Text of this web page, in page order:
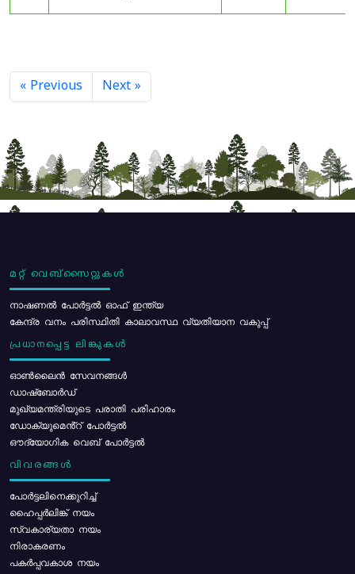
« Previous Next »
മറ്റ് വെബ്സൈറ്റുകൾ
നാഷണൽ പോർട്ടൽ ഓഫ് ഇന്ത്യ
കേന്ദ്ര വനം പരിസ്ഥിതി കാലാവസ്ഥ വ്യതിയാന വകുപ്പ്
പ്രധാനപ്പെട്ട ലിങ്കുകൾ
ഓൺലൈൻ സേവനങ്ങൾ
ഡാഷ്ബോർഡ്
മുഖ്യമന്ത്രിയുടെ പരാതി പരിഹാരം
ഡോക്യുമെൻ്റ് പോർട്ടൽ
ഔദ്യോഗിക വെബ് പോർട്ടൽ
വിവരങ്ങൾ
പോര്‍ട്ടലിനെക്കുറിച്ച്
ഹൈപ്പർലിങ്ക് നയം
സ്വകാര്യതാ നയം
നിരാകരണം
പകർപ്പവകാശ നയം